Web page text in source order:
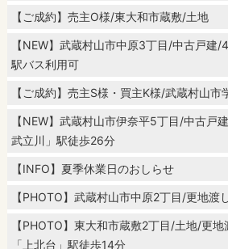
【ご成約】売主O様/東大和市蔵敷/土地
【NEW】武蔵村山市中原3丁目/中古戸建/
駅バス利用可
【ご成約】売主S様・買主K様/武蔵村山市
【NEW】武蔵村山市伊奈平5丁目/中古戸
武立川」駅徒歩26分
【INFO】夏季休業日のおしらせ
【PHOTO】武蔵村山市中原2丁目/更地渡
【PHOTO】東大和市蔵敷2丁目/土地/更
「上北台」駅徒歩14分